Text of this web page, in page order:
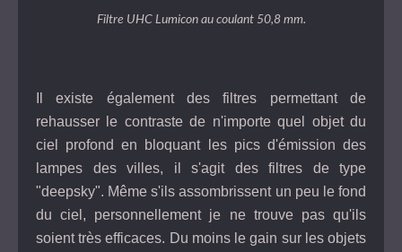
Filtre UHC Lumicon au coulant 50,8 mm.
Il existe également des filtres permettant de
rehausser le contraste de n'importe quel objet du
ciel profond en bloquant les pics d'émission des
lampes des villes, il s'agit des filtres de type
"deepsky". Même s'ils assombrissent un peu le fond
du ciel, personnellement je ne trouve pas qu'ils
soient très efficaces. Du moins le gain sur les objets